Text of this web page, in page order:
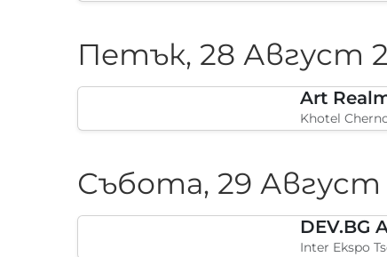
Петък, 28 Август
Art
Khotel
Събота, 29 Август
DEV.BG
Inter Ekspo